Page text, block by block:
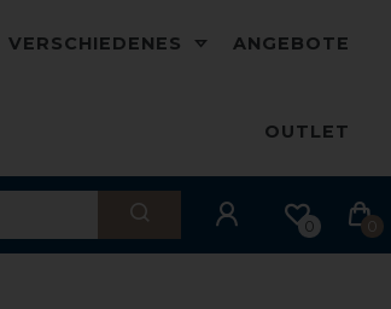
VERSCHIEDENES ANGEBOTE
OUTLET
0 0